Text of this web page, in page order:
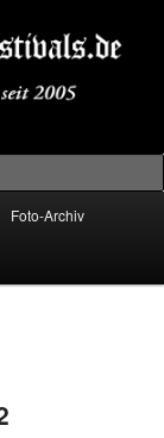
Foto-Archiv